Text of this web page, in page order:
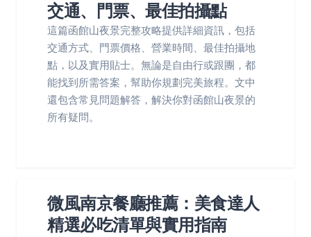
交通、門票、最佳拍攝點
這篇函館山夜景完整攻略提供詳細資訊，包括
交通方式、門票價格、營業時間、最佳拍攝地
點，以及實用貼士。無論是自由行或跟團，都
能找到所需答案，幫助你規劃完美旅程。文中
還包含常見問題解答，解決你對函館山夜景的
所有疑問。
微風南京餐廳推薦：美食達人
精選必吃清單與實用指南